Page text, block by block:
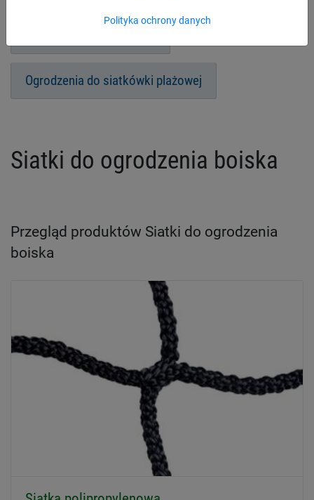
Polityka ochrony danych
Ogrodzenia do siatkówki plażowej
Siatki do ogrodzenia boiska
Przegląd produktów Siatki do ogrodzenia
boiska